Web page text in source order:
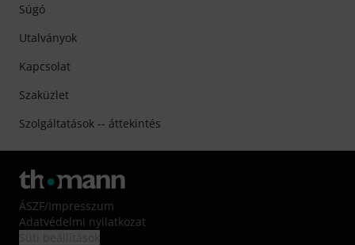
Súgó
Utalványok
Kapcsolat
Szaküzlet
Szolgáltatások -- áttekintés
ÁSZF/Impresszum
Adatvédelmi nyilatkozat